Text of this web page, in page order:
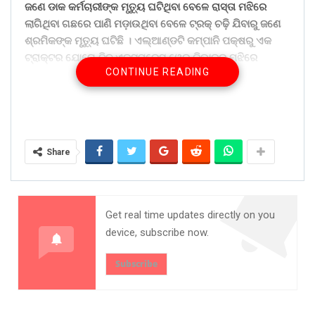
ଜଣେ ଡାକ କର୍ମଚାରୀଙ୍କ ମୃତୁ୍ୟ ଘଟିଥିବା ବେଳେ ରାସ୍ତା ମଝିରେ
ଲାଗିଥିବା ଗଛରେ ପାଣି ମଡ଼ାଉଥିବା ବେଳେ ଟ୍ରକ୍ ଚଢ଼ି ଯିବାରୁ ଜଣେ
ଶ୍ରମିକଙ୍କ ମୃୃତୁ୍ୟ ଘଟିଛି । ଏଲ୍ଆଣ୍ଡଟି କମ୍ପାନି ପକ୍ଷରୁ ଏକ
ଟ୍ରାକ୍ଟର ଯୋଗେ ବିଜୁ ଏକ୍ସପ୍ରେସ ୱେର ଡିଭାଡର ମଝିରେ
ଲାଗିଥିବା ଗଛ ଗୁଡ଼ିକରେ ପାଣି ଦିଆଯାଉଥିଲା । ଟ୍ରାକ୍ଟର ଚାଳକ
ଲେଫ୍ରିପଡ଼ା କେନ୍ଦୁଡିହି ଗ୍ରାମର ପୁରୁଷୋତ୍ତମ ମାଝି ଗାଡ଼ିରେ
ଟ୍ରାକ୍ଟରକୁ ଧକ୍କା ଦେଇଥିଲା । ଏହି ଦୁର୍ଘଟଣାରେ ପୁରୁଷୋତ୍ତମ ଓ
ସବି ଗୁରୁତର ଆହତ ହୋଇଥିଲେ ।
ଦାଣ୍ଡିଆପାଲି ଠାରେ ଘଟିଥିବା ଦୁର୍ଘଟଣା ସମ୍ପର୍କରେ ଜଣାପଡ଼ିଛି,
ସାଇକଲରେ ଆସୁଥିବା ଜଣେ ଡାକ କର୍ମଚାରୀଙ୍କ ଉପରେ ଚଢ଼ି
ଯାଇଥିଲା ସିମେଣ୍ଟ ବୋଝେଇ ଟ୍ରକ । ଫଳରେ ସେକ୍ଟର-୧୪
ଅଞ୍ଚଳରେ ରହୁଥିବା ଡାକ କର୍ମଚାରୀ ହରିଶଚନ୍ଦ୍ର ଜେନା (୫୮)ଙ୍କ
ମୃତୁ୍ୟ ଘଟିଥିଲା ।
Share on:
CONTINUE READING
Share
Get real time updates directly on you
device, subscribe now.
Subscribe